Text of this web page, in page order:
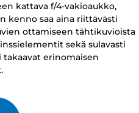
kattava f/4-vakioaukko,
kenno saa aina riittävästi
ottamiseen tähtikuvioista
sekä sulavasti
erinomaisen